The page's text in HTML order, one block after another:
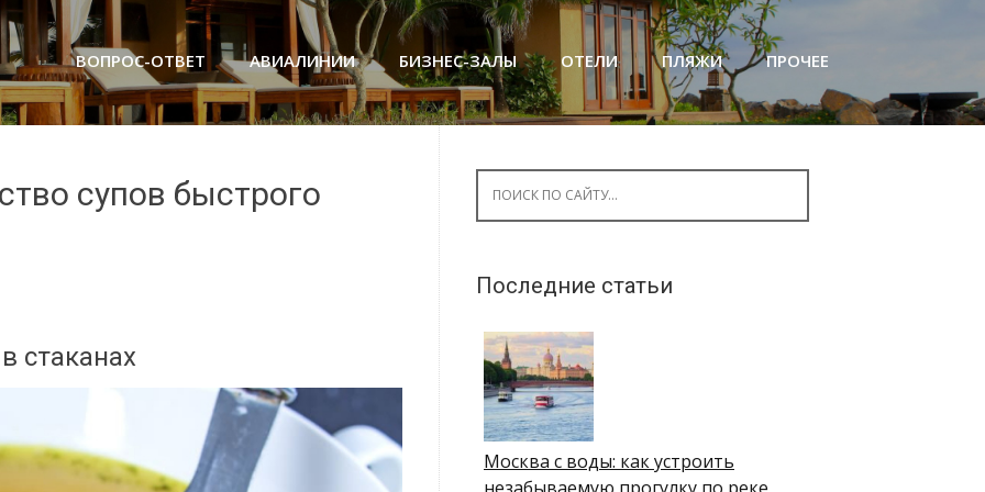
ПРОЧЕЕ
ПЛЯЖИ
ОТЕЛИ
БИЗНЕС-ЗАЛЫ
АВИАЛИНИИ
ВОПРОС-ОТВЕТ
супов быстрого
стаканах
Последние статьи
Москва с воды: как устроить